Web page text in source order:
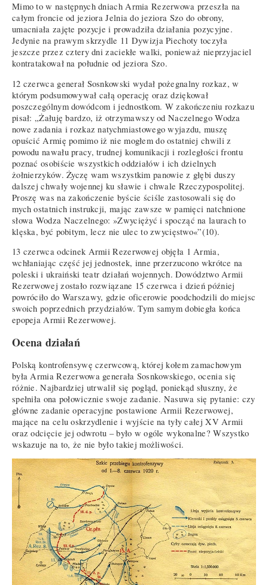
Mimo to w następnych dniach Armia Rezerwowa przeszła na
całym froncie od jeziora Jelnia do jeziora Szo do obrony,
umacniała zajęte pozycje i prowadziła działania pozycyjne.
Jedynie na prawym skrzydle 11 Dywizja Piechoty toczyła
jeszcze przez cztery dni zaciekłe walki, ponieważ nieprzyjaciel
kontratakował na południe od jeziora Szo.
12 czerwca generał Sosnkowski wydał pożegnalny rozkaz, w
którym podsumowywał całą operację oraz dziękował
poszczególnym dowódcom i jednostkom. W zakończeniu rozkazu
pisał: „Żałuję bardzo, iż otrzymawszy od Naczelnego Wodza
nowe zadania i rozkaz natychmiastowego wyjazdu, muszę
opuścić Armię pomimo iż nie mogłem do ostatniej chwili z
powodu nawału pracy, trudnej komunikacji i rozległości frontu
poznać osobiście wszystkich oddziałów i ich dzielnych
żołnierzyków. Życzę wam wszystkim panowie z głębi duszy
dalszej chwały wojennej ku sławie i chwale Rzeczypospolitej.
Proszę was na zakończenie byście ściśle zastosowali się do
mych ostatnich instrukcji, mając zawsze w pamięci natchnione
słowa Wodza Naczelnego: »Zwyciężyć i spocząć na laurach to
klęska, być pobitym, lecz nie ulec to zwycięstwo«”(10).
13 czerwca odcinek Armii Rezerwowej objęła 1 Armia,
wchłaniając część jej jednostek, inne przerzucono wkrótce na
poleski i ukraiński teatr działań wojennych. Dowództwo Armii
Rezerwowej zostało rozwiązane 15 czerwca i dzień później
powróciło do Warszawy, gdzie oficerowie poodchodzili do miejsc
swoich poprzednich przydziałów. Tym samym dobiegła końca
epopeja Armii Rezerwowej.
Ocena działań
Polską kontrofensywę czerwcową, której kołem zamachowym
była Armia Rezerwowa generała Sosnkowskiego, ocenia się
różnie. Najbardziej utrwalił się pogląd, poniekąd słuszny, że
spełniła ona połowicznie swoje zadanie. Nasuwa się pytanie: czy
główne zadanie operacyjne postawione Armii Rezerwowej,
mające na celu oskrzydlenie i wyjście na tyły całej XV Armii
oraz odcięcie jej odwrotu – było w ogóle wykonalne? Wszystko
wskazuje na to, że nie było takiej możliwości.